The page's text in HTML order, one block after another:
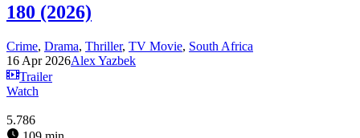
180 (2026)
Crime, Drama, Thriller, TV Movie, South Africa
16 Apr 2026Alex Yazbek
Trailer
Watch
5.786